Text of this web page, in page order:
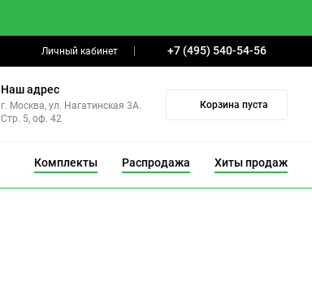
Личный кабинет +7 (495) 540-54-56
Наш адрес
г. Москва, ул. Нагатинская 3А.
Стр. 5, оф. 42
Корзина пуста
Комплекты Распродажа Хиты продаж